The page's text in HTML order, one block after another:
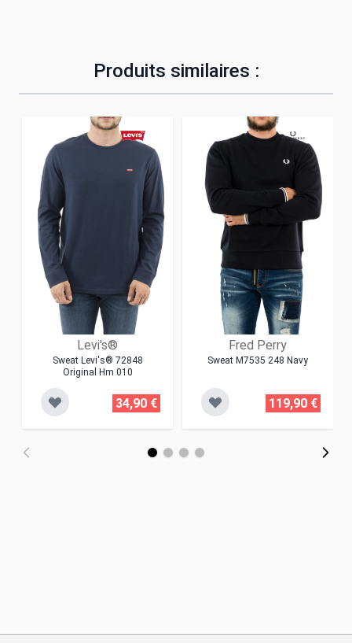
Produits similaires :
Levi's®
Sweat Levi's® 72848
Original Hm 010
34,90 €
Fred Perry
Sweat M7535 248 Navy
119,90 €